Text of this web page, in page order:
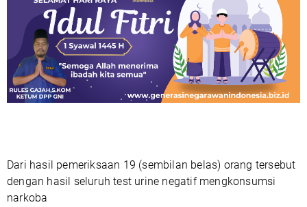
Dari hasil pemeriksaan 19 (sembilan belas) orang tersebut
dengan hasil seluruh test urine negatif mengkonsumsi
narkoba